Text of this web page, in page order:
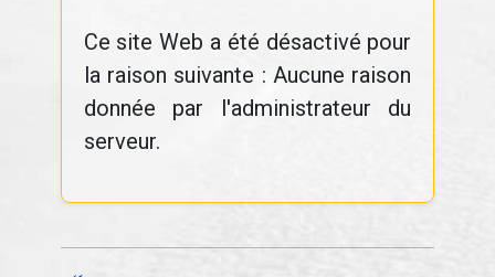
Ce site Web a été désactivé pour
la raison suivante : Aucune raison
donnée par l'administrateur du
serveur.